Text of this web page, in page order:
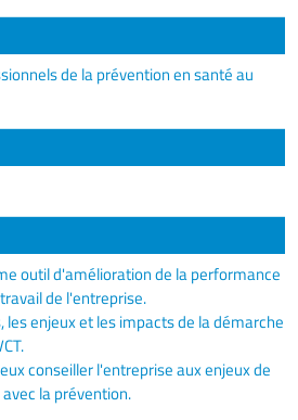
de la prévention en santé au
outil d'amélioration de la performance
de l'entreprise.
enjeux et les impacts de la démarche
conseiller l'entreprise aux enjeux de
la prévention.